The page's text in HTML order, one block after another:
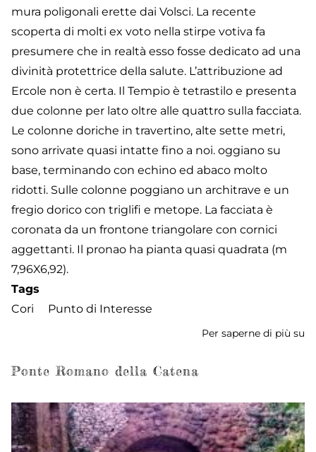
mura poligonali erette dai Volsci. La recente
scoperta di molti ex voto nella stirpe votiva fa
presumere che in realtà esso fosse dedicato ad una
divinità protettrice della salute. L’attribuzione ad
Ercole non è certa. Il Tempio è tetrastilo e presenta
due colonne per lato oltre alle quattro sulla facciata.
Le colonne doriche in travertino, alte sette metri,
sono arrivate quasi intatte fino a noi. oggiano su
base, terminando con echino ed abaco molto
ridotti. Sulle colonne poggiano un architrave e un
fregio dorico con triglifi e metope. La facciata è
coronata da un frontone triangolare con cornici
aggettanti. Il pronao ha pianta quasi quadrata (m
7,96X6,92).
Tags
Cori
Punto di Interesse
Per saperne di più su
Ponte Romano della Catena